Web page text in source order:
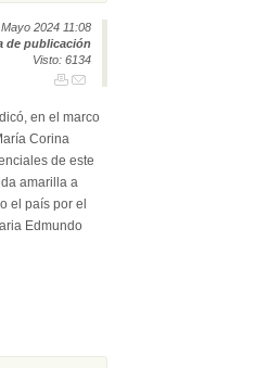
2024 11:08
de publicación
Visto: 6134
en el marco
Corina
de este
amarilla a
el país por el
Edmundo